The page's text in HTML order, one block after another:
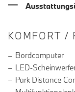
KOMFORT /
Bordcomputer
LED-
Park Distance